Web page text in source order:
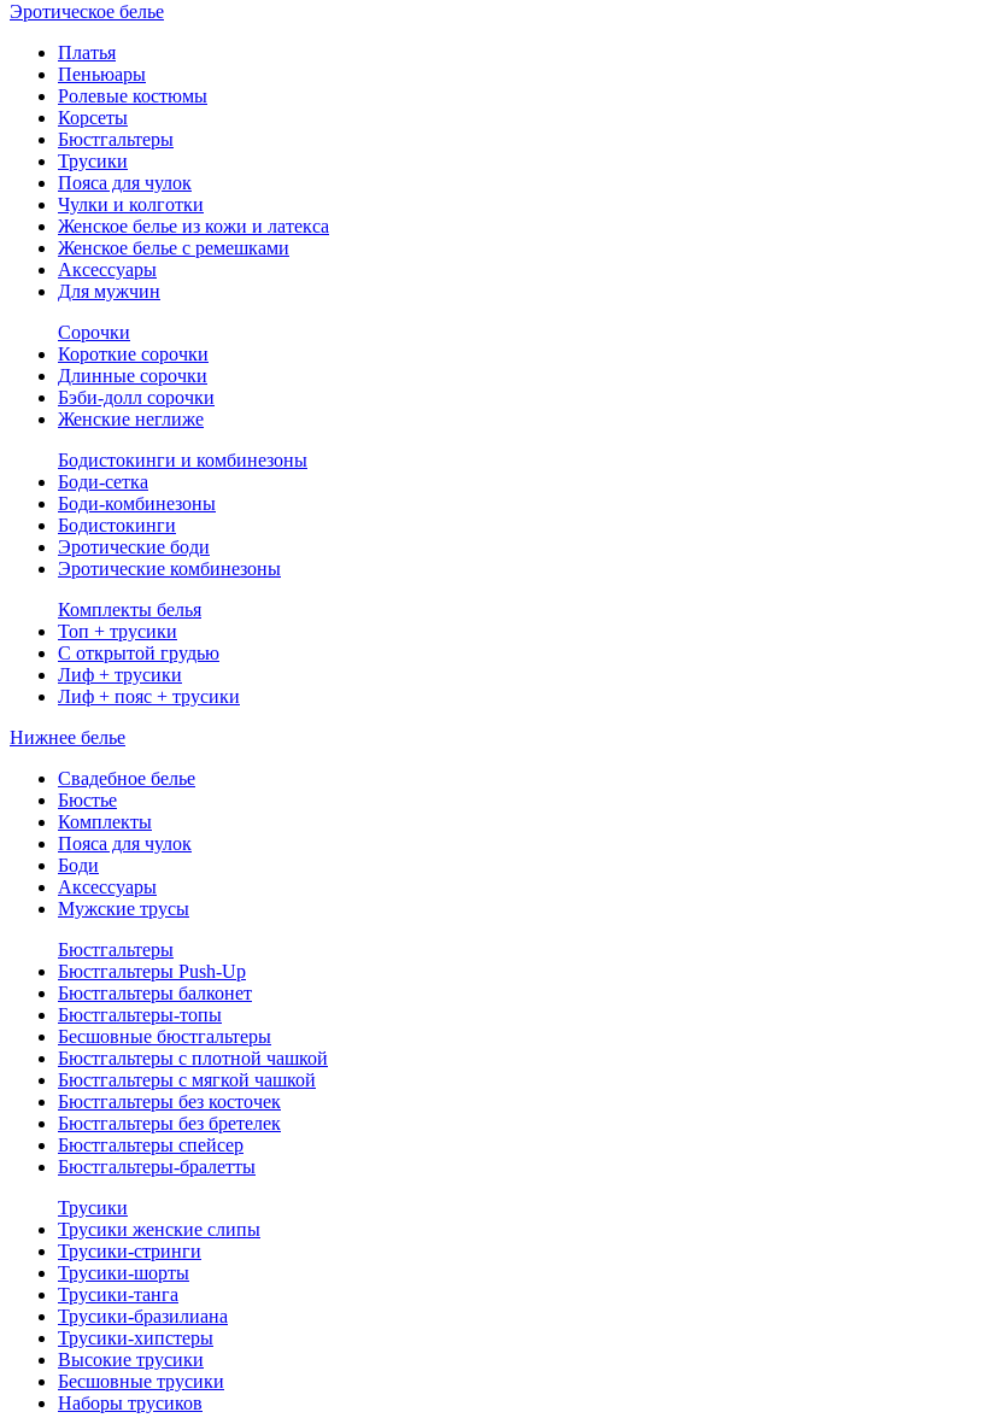
Эротическое белье
Платья
Пеньюары
Ролевые костюмы
Корсеты
Бюстгальтеры
Трусики
Пояса для чулок
Чулки и колготки
Женское белье из кожи и латекса
Женское белье с ремешками
Аксессуары
Для мужчин
Сорочки
Короткие сорочки
Длинные сорочки
Бэби-долл сорочки
Женские неглиже
Бодистокинги и комбинезоны
Боди-сетка
Боди-комбинезоны
Бодистокинги
Эротические боди
Эротические комбинезоны
Комплекты белья
Топ + трусики
С открытой грудью
Лиф + трусики
Лиф + пояс + трусики
Нижнее белье
Свадебное белье
Бюстье
Комплекты
Пояса для чулок
Боди
Аксессуары
Мужские трусы
Бюстгальтеры
Бюстгальтеры Push-Up
Бюстгальтеры балконет
Бюстгальтеры-топы
Бесшовные бюстгальтеры
Бюстгальтеры с плотной чашкой
Бюстгальтеры с мягкой чашкой
Бюстгальтеры без косточек
Бюстгальтеры без бретелек
Бюстгальтеры спейсер
Бюстгальтеры-бралетты
Трусики
Трусики женские слипы
Трусики-стринги
Трусики-шорты
Трусики-танга
Трусики-бразилиана
Трусики-хипстеры
Высокие трусики
Бесшовные трусики
Наборы трусиков